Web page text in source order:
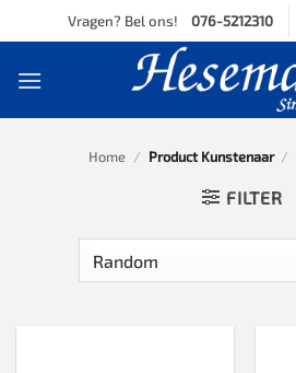
to
Vragen? Bel ons! 076-5212310
Home / Product Kunstenaar /
FILTER